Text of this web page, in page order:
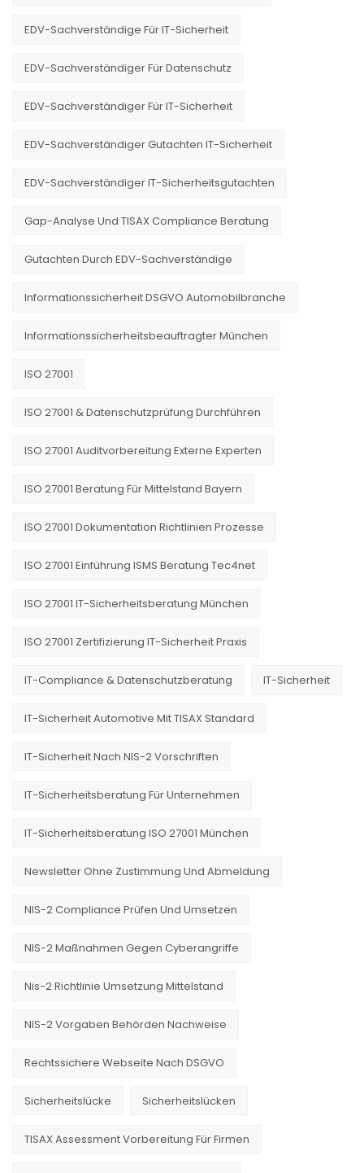
EDV-Sachverständige Für IT-Sicherheit
EDV-Sachverständiger Für Datenschutz
EDV-Sachverständiger Für IT-Sicherheit
EDV-Sachverständiger Gutachten IT-Sicherheit
EDV-Sachverständiger IT-Sicherheitsgutachten
Gap-Analyse Und TISAX Compliance Beratung
Gutachten Durch EDV-Sachverständige
Informationssicherheit DSGVO Automobilbranche
Informationssicherheitsbeauftragter München
ISO 27001
ISO 27001 & Datenschutzprüfung Durchführen
ISO 27001 Auditvorbereitung Externe Experten
ISO 27001 Beratung Für Mittelstand Bayern
ISO 27001 Dokumentation Richtlinien Prozesse
ISO 27001 Einführung ISMS Beratung Tec4net
ISO 27001 IT-Sicherheitsberatung München
ISO 27001 Zertifizierung IT-Sicherheit Praxis
IT-Compliance & Datenschutzberatung IT-Sicherheit
IT-Sicherheit Automotive Mit TISAX Standard
IT-Sicherheit Nach NIS-2 Vorschriften
IT-Sicherheitsberatung Für Unternehmen
IT-Sicherheitsberatung ISO 27001 München
Newsletter Ohne Zustimmung Und Abmeldung
NIS-2 Compliance Prüfen Und Umsetzen
NIS-2 Maßnahmen Gegen Cyberangriffe
Nis-2 Richtlinie Umsetzung Mittelstand
NIS-2 Vorgaben Behörden Nachweise
Rechtssichere Webseite Nach DSGVO
Sicherheitslücke Sicherheitslücken
TISAX Assessment Vorbereitung Für Firmen